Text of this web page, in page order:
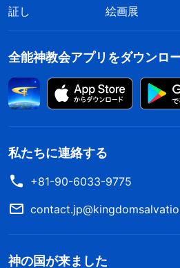
証し
絵画展
全能神教会アプリをダウンロ
私たちに連絡する
+81-90-6033-9775
神の国が来ました